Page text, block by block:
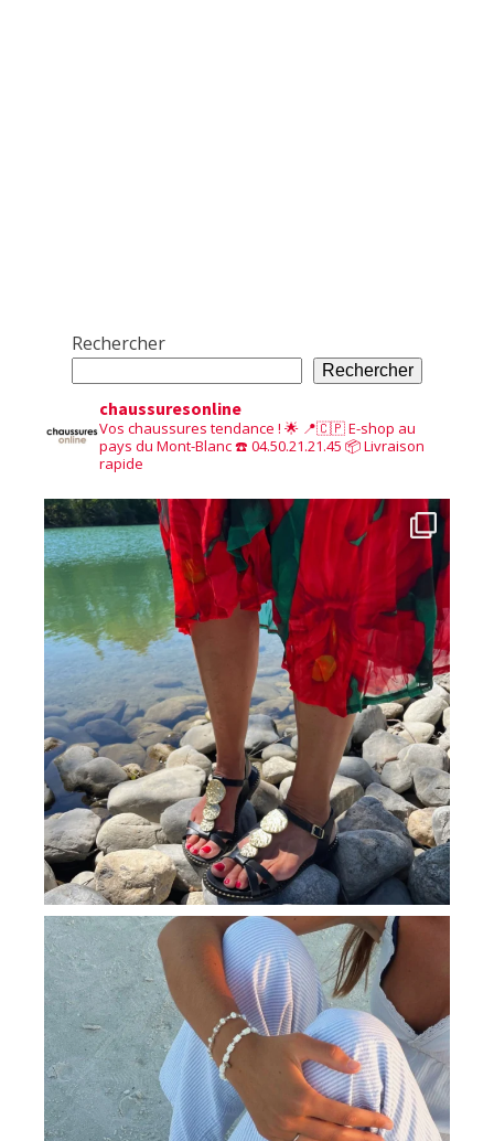
Rechercher
Rechercher
chaussuresonline
Vos chaussures tendance ! 🌟 📍🇨🇵 E-shop au
pays du Mont-Blanc☎️ 04.50.21.21.45 📦 Livraison
rapide